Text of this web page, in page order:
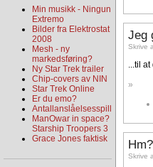
Min musikk - Ningun
Extremo
Bilder fra Elektrostat
2008
Mesh - ny
markedsføring?
Ny Star Trek trailer
Chip-covers av NIN
Star Trek Online
Er du emo?
Antallanslåelsesspill
ManOwar in space?
Starship Troopers 3
Grace Jones faktisk
Jeg
Skrive
...til
»
Skrive